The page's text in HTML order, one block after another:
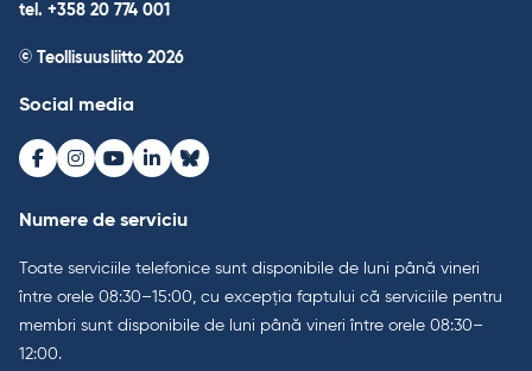
tel. +358 20 774 001
© Teollisuusliitto 2026
Social media
Facebook
Instagram
Youtube
LinkedInBluesky
Numere de serviciu
Toate serviciile telefonice sunt disponibile de luni până vineri
între orele 08:30–15:00, cu excepția faptului că serviciile pentru
membri sunt disponibile de luni până vineri între orele 08:30–
12:00.